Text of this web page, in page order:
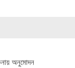
অনুমোদন